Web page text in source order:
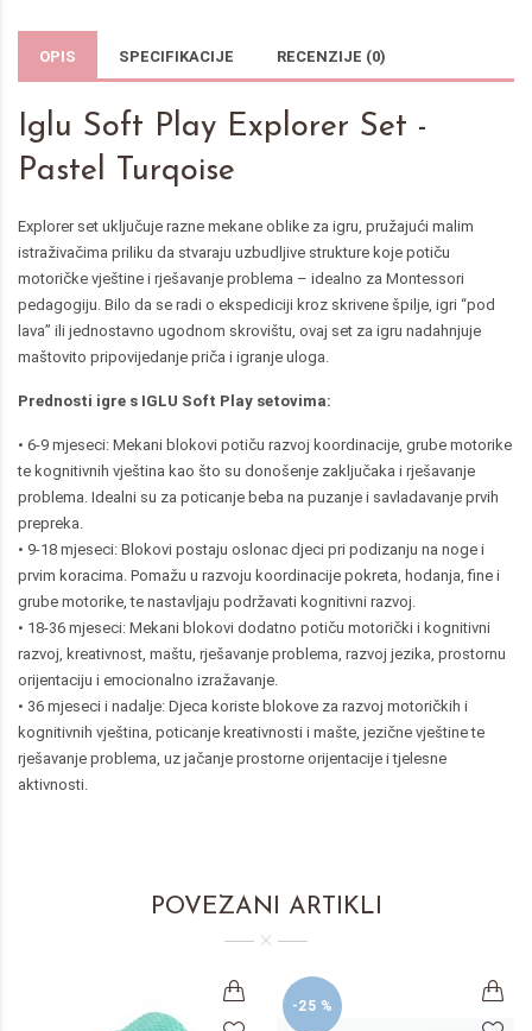
OPIS SPECIFIKACIJE RECENZIJE (0)
Iglu Soft Play Explorer Set -
Pastel Turqoise
Explorer set uključuje razne mekane oblike za igru, pružajući malim
istraživačima priliku da stvaraju uzbudljive strukture koje potiču
motoričke vještine i rješavanje problema – idealno za Montessori
pedagogiju. Bilo da se radi o ekspediciji kroz skrivene špilje, igri “pod
lava” ili jednostavno ugodnom skrovištu, ovaj set za igru nadahnjuje
maštovito pripovijedanje priča i igranje uloga.
Prednosti igre s IGLU Soft Play setovima:
• 6-9 mjeseci: Mekani blokovi potiču razvoj koordinacije, grube motorike
te kognitivnih vještina kao što su donošenje zaključaka i rješavanje
problema. Idealni su za poticanje beba na puzanje i savladavanje prvih
prepreka.
• 9-18 mjeseci: Blokovi postaju oslonac djeci pri podizanju na noge i
prvim koracima. Pomažu u razvoju koordinacije pokreta, hodanja, fine i
grube motorike, te nastavljaju podržavati kognitivni razvoj.
• 18-36 mjeseci: Mekani blokovi dodatno potiču motorički i kognitivni
razvoj, kreativnost, maštu, rješavanje problema, razvoj jezika, prostornu
orijentaciju i emocionalno izražavanje.
• 36 mjeseci i nadalje: Djeca koriste blokove za razvoj motoričkih i
kognitivnih vještina, poticanje kreativnosti i mašte, jezične vještine te
rješavanje problema, uz jačanje prostorne orijentacije i tjelesne
aktivnosti.
POVEZANI ARTIKLI
-25 %